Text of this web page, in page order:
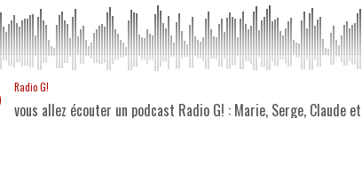
Radio G!
vous allez écouter un podcast Radio G! : Marie, Serge, Claude